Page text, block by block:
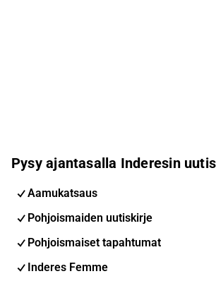
Pysy ajantasalla Inderesin
Aamukatsaus
Pohjoismaiden uutiskirje
Pohjoismaiset tapahtumat
Inderes Femme